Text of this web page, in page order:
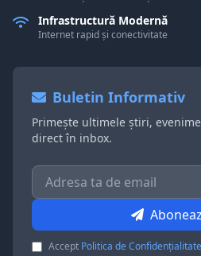
Infrastructură Modernă
Internet rapid și conectivitate
Buletin Informativ
Primește ultimele știri,
direct în inbox.
Accept Politica de Confidențialitate